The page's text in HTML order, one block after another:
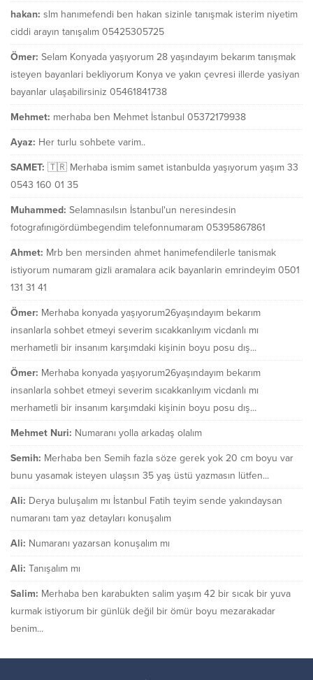
hakan: slm hanımefendi ben hakan sizinle tanışmak isterim niyetim
ciddi arayın tanışalım 05425305725
Ömer: Selam Konyada yaşıyorum 28 yaşındayım bekarım tanışmak
isteyen bayanlari bekliyorum Konya ve yakın çevresi illerde yasiyan
bayanlar ulaşabilirsiniz 05461841738
Mehmet: merhaba ben Mehmet İstanbul 05372179938
Ayaz: Her turlu sohbete varim..
SAMET: 🇹🇷 Merhaba ismim samet istanbulda yaşıyorum yaşım 33
0543 160 01 35
Muhammed: Selamnasılsın İstanbul'un neresindesin
fotografınıgördümbegendim telefonnumaram 05395867861
Ahmet: Mrb ben mersinden ahmet hanimefendilerle tanismak
istiyorum numaram gizli aramalara acik bayanlarin emrindeyim 0501
131 31 41
Ömer: Merhaba konyada yaşıyorum26yaşındayım bekarım
insanlarla sohbet etmeyi severim sıcakkanlıyım vicdanlı mı
merhametli bir insanım karşımdaki kişinin boyu posu dış...
Ömer: Merhaba konyada yaşıyorum26yaşındayım bekarım
insanlarla sohbet etmeyi severim sıcakkanlıyım vicdanlı mı
merhametli bir insanım karşımdaki kişinin boyu posu dış...
Mehmet Nuri: Numaranı yolla arkadaş olalım
Semih: Merhaba ben Semih fazla söze gerek yok 20 cm boyu var
bunu yasamak isteyen ulaşsın 35 yaş üstü yazmasın lütfen...
Ali: Derya buluşalım mı İstanbul Fatih teyim sende yakındaysan
numaranı tam yaz detayları konuşalım
Ali: Numaranı yazarsan konuşalım mı
Ali: Tanışalım mı
Salim: Merhaba ben karabukten salim yaşım 42 bir sıcak bir yuva
kurmak istiyorum bir günlük değil bir ömür boyu mezarakadar
benim...